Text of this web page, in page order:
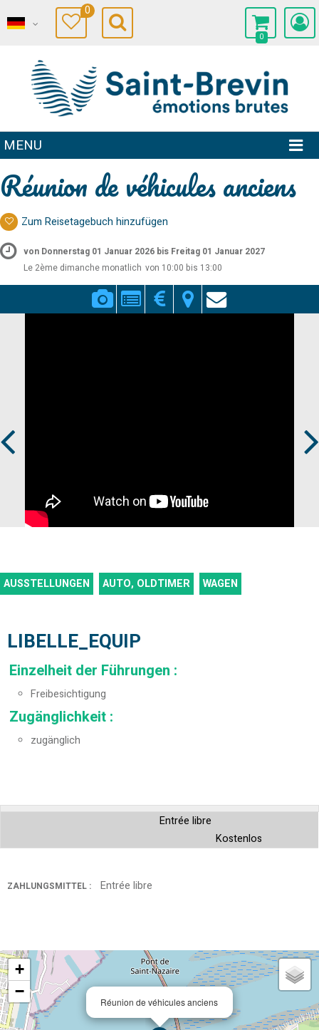
0
0
MENU
Réunion de véhicules anciens
Zum Reisetagebuch hinzufügen
von Donnerstag 01 Januar 2026 bis Freitag 01 Januar 2027
Le 2ème dimanche monatlich von 10:00 bis 13:00
AUSSTELLUNGEN AUTO, OLDTIMER WAGEN
LIBELLE_EQUIP
Einzelheit der Führungen :
Freibesichtigung
Zugänglichkeit :
zugänglich
Entrée libre
Kostenlos
ZAHLUNGSMITTEL : Entrée libre
Réunion de véhicules anciens
+
−